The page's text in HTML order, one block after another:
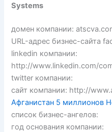
Systems
домен компании:
URL-адрес бизнес-сайта
linkedin компании:
http://www.linkedin.com/
twitter компании:
сайт компании: http://
Афганистан 5 миллионов
список бизнес-ангелов:
год основания компании: